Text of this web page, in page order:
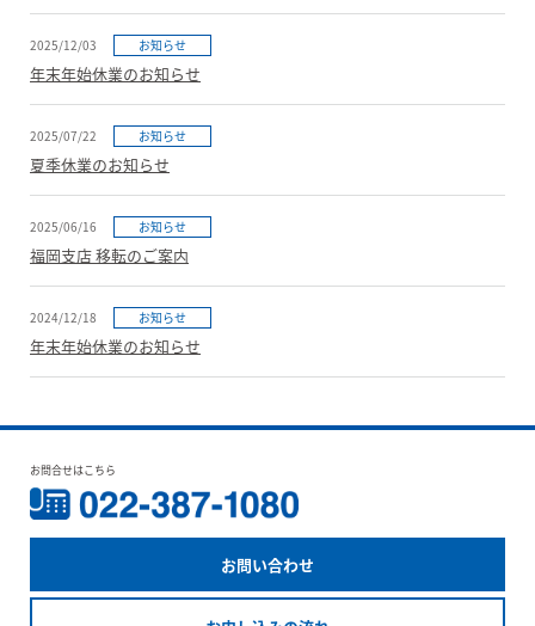
2025/12/03 お知らせ
年末年始休業のお知らせ
2025/07/22 お知らせ
夏季休業のお知らせ
2025/06/16 お知らせ
福岡支店 移転のご案内
2024/12/18 お知らせ
年末年始休業のお知らせ
お問合せはこちら
お問い合わせ